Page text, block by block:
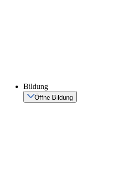
Bildung
Öffne Bildung